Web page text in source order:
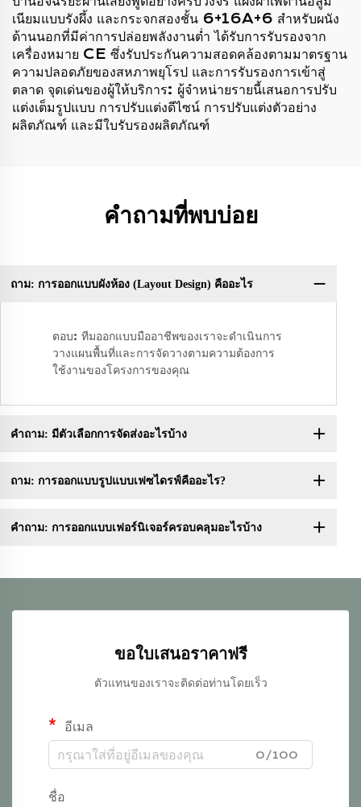
เนียมแบบรังผึ้ง และกระจกสองชั้น 6+16A+6 สำหรับผนัง
ด้านนอกที่มีค่าการปล่อยพลังงานต่ำ ได้รับการรับรองจาก
เครื่องหมาย CE ซึ่งรับประกันความสอดคล้องตามมาตรฐาน
ความปลอดภัยของสหภาพยุโรป และการรับรองการเข้าสู่
ตลาด จุดเด่นของผู้ให้บริการ: ผู้จำหน่ายรายนี้เสนอการปรับ
แต่งเต็มรูปแบบ การปรับแต่งดีไซน์ การปรับแต่งตัวอย่าง
ผลิตภัณฑ์ และมีใบรับรองผลิตภัณฑ์
คำถามที่พบบ่อย
ถาม: การออกแบบผังห้อง (Layout Design) คืออะไร
ตอบ: ทีมออกแบบมืออาชีพของเราจะดำเนินการ
วางแผนพื้นที่และการจัดวางตามความต้องการ
ใช้งานของโครงการของคุณ
คำถาม: มีตัวเลือกการจัดส่งอะไรบ้าง
ถาม: การออกแบบรูปแบบเฟซไดรฟ์คืออะไร?
คำถาม: การออกแบบเฟอร์นิเจอร์ครอบคลุมอะไรบ้าง
ขอใบเสนอราคาฟรี
ตัวแทนของเราจะติดต่อท่านโดยเร็ว
อีเมล
0/100
ชื่อ